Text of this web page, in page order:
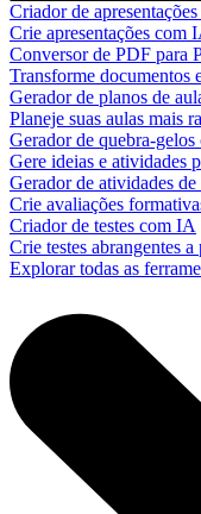
Criador de
Crie apresentações com
Conversor de PDF para
Transforme documentos
Gerador de planos de
Planeje suas aulas mais
Gerador de quebra-
Gere ideias e atividades
Gerador de atividades
Crie avaliações
Criador de testes com IA
Crie testes abrangentes
Explorar todas as